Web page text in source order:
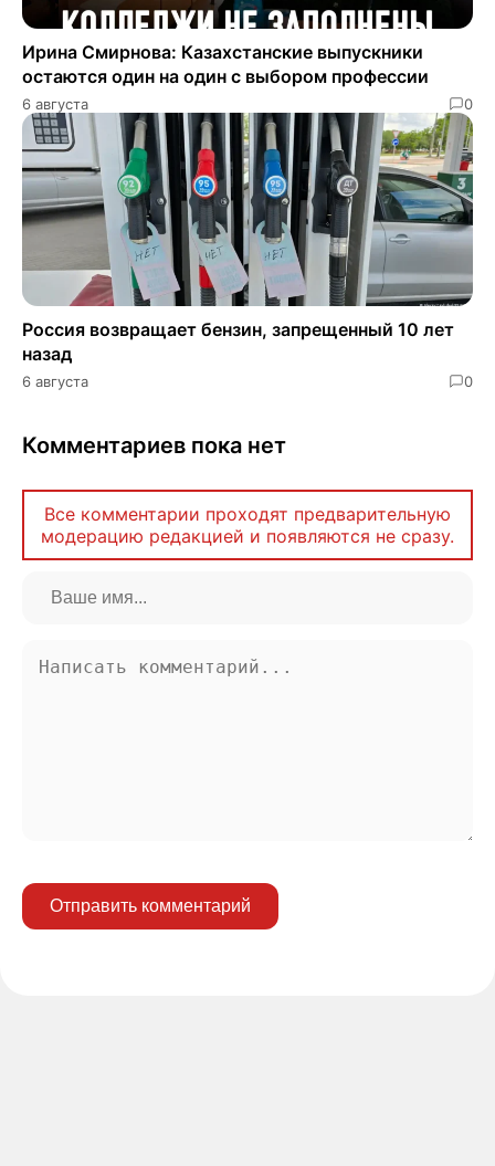
Ирина Смирнова: Казахстанские выпускники
остаются один на один с выбором профессии
6 августа 0
Россия возвращает бензин, запрещенный 10 лет
назад
6 августа 0
Комментариев пока нет
Все комментарии проходят предварительную
модерацию редакцией и появляются не сразу.
Отправить комментарий